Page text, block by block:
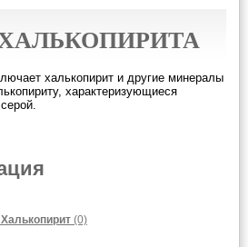
халькопирит и другие минералы
характеризующиеся
Халькопирит (0)